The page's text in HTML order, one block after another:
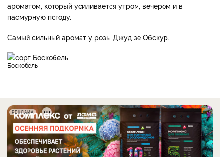
ароматом, который усиливается утром, вечером и в
пасмурную погоду.
Самый сильный аромат у розы Джуд зе Обскур.
Боскобель
РЕКЛАМА